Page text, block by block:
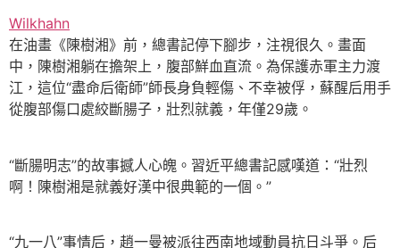
Wilkhahn
在油畫《陳樹湘》前，總書記停下腳步，注視很久。畫面
中，陳樹湘躺在擔架上，腹部鮮血直流。為保護赤軍主力渡
江，這位“盡命后衛師”師長身負輕傷、不幸被俘，蘇醒后用手
從腹部傷口處絞斷腸子，壯烈就義，年僅29歲。
“斷腸明志”的故事撼人心魄。習近平總書記感嘆道：“壯烈
啊！陳樹湘是就義好漢中很典範的一個。”
“九一八”事情后，趙一曼被派往西南地域動員抗日斗爭。后